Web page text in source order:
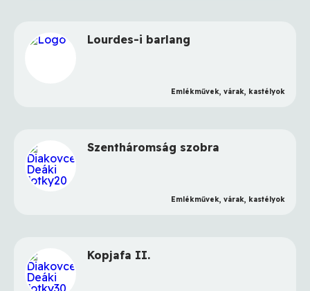
Lourdes-i barlang
Emlékművek, várak, kastélyok
Szentháromság szobra
Emlékművek, várak, kastélyok
Kopjafa II.